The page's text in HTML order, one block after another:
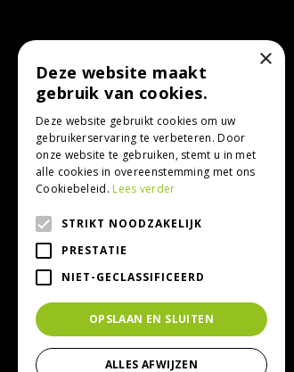
Tuincentrum Bodenstaff
Kanaalweg 26
9422 BB Smilde
0592-412293
06-29809603
tcbodenstaff@gmail.com
×
Deze website maakt
gebruik van cookies.
Deze website gebruikt cookies om uw
gebruikerservaring te verbeteren. Door
onze website te gebruiken, stemt u in met
alle cookies in overeenstemming met ons
Cookiebeleid. Lees verder
STRIKT NOODZAKELIJK
PRESTATIE
NIET-GECLASSIFICEERD
OPSLAAN EN SLUITEN
ALLES AFWIJZEN